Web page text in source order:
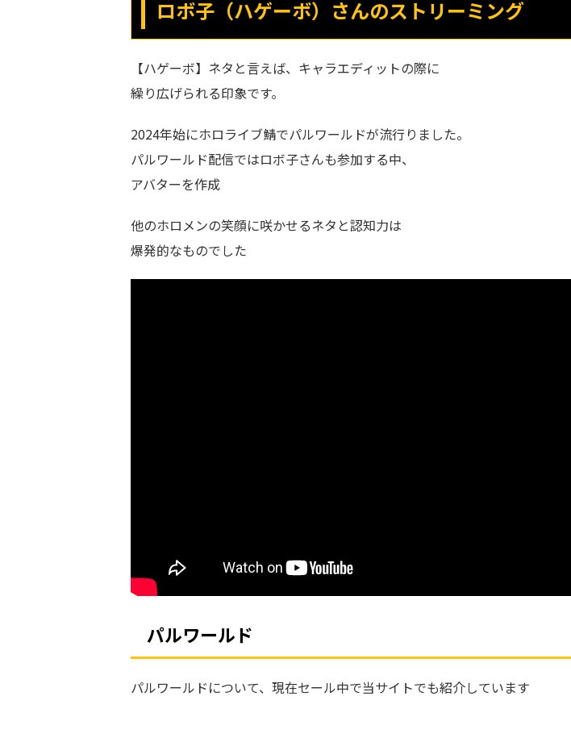
ロボ子（ハゲーボ）さんのストリーミング
【ハゲーボ】ネタと言えば、キャラエディットの際に
繰り広げられる印象です。
2024年始にホロライブ鯖でパルワールドが流行りました。
パルワールド配信ではロボ子さんも参加する中、
アバターを作成
他のホロメンの笑顔に咲かせるネタと認知力は
爆発的なものでした
パルワールド
パルワールドについて、現在セール中で当サイトでも紹介しています